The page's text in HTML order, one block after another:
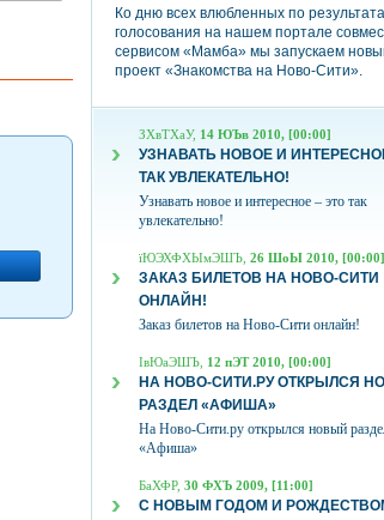
Ко дню всех влюбленных по
голосования на нашем портале
сервисом «Мамба» мы запускаем
проект «Знакомства на Ново-Сити».
ЗХвТХаУ, 14 ЮЪв 2010, [00:00]
УЗНАВАТЬ НОВОЕ И
ТАК УВЛЕКАТЕЛЬНО!
Узнавать новое и интересное – это так
увлекательно!
їЮЭХФХЫмЭШЪ, 26 ШоЫ 2010, [00:00]
ЗАКАЗ БИЛЕТОВ НА НОВО-СИТИ
ОНЛАЙН!
Заказ билетов на Ново-Сити онлайн!
ІвЮаЭШЪ, 12 пЭТ 2010, [00:00]
НА НОВО-СИТИ.РУ ОТКРЫЛСЯ
РАЗДЕЛ «АФИША»
На Ново-Сити.ру открылся новый
«Афиша»
БаХФР, 30 ФХЪ 2009, [11:00]
С НОВЫМ ГОДОМ И